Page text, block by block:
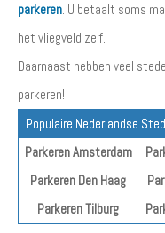
parkeren. U betaalt soms
het vliegveld zelf.
Daarnaast hebben veel
parkeren!
Populaire Nederlandse
Parkeren Amsterdam
Parkeren Den Haag
Parkeren Tilburg